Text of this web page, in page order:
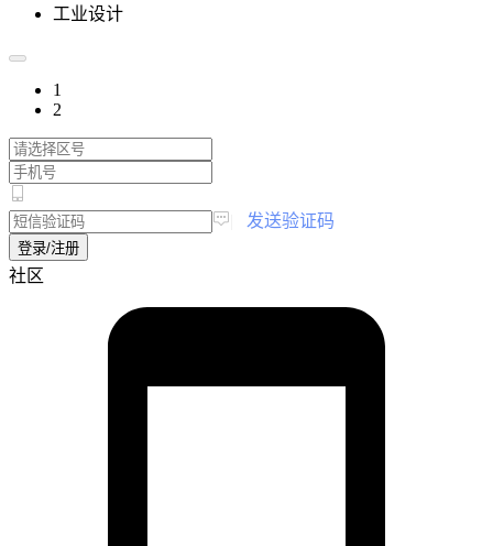
工业设计
1
2
发送验证码
登录/注册
社区